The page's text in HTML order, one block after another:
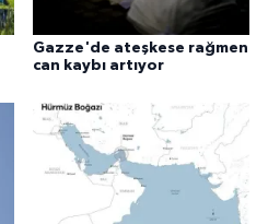
Gazze'de ateşkese rağmen
can kaybı artıyor